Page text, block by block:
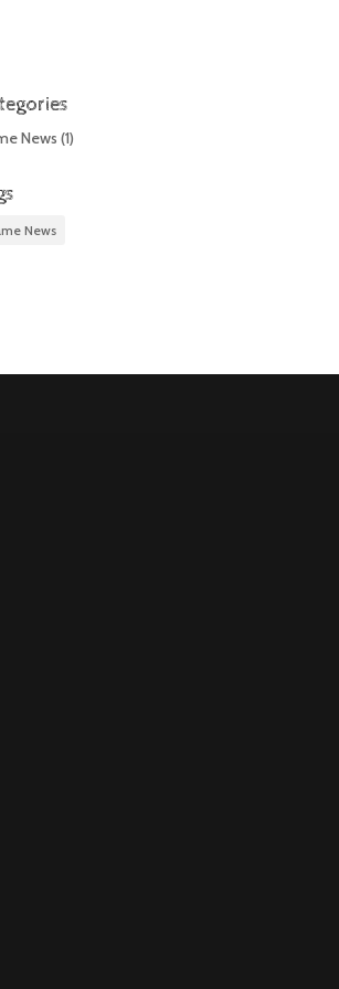
News (1)
News